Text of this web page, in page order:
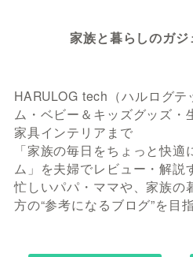
家族と暮らしのガ
HARULOG tech（ハルログ
ム・ベビー＆キッズグッズ・
家具インテリアまで
「家族の毎日をちょっと快
ム」を夫婦でレビュー・解説
忙しいパパ・ママや、家族の
方の“参考になるブログ”を目